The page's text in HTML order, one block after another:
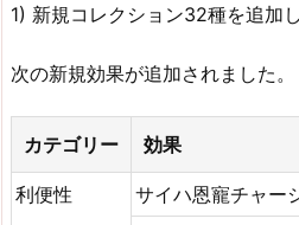
1) 新規コレクション32種を追加し
次の新規効果が追加されました。
カテゴリー 効果
利便性
サイハ恩寵チャー